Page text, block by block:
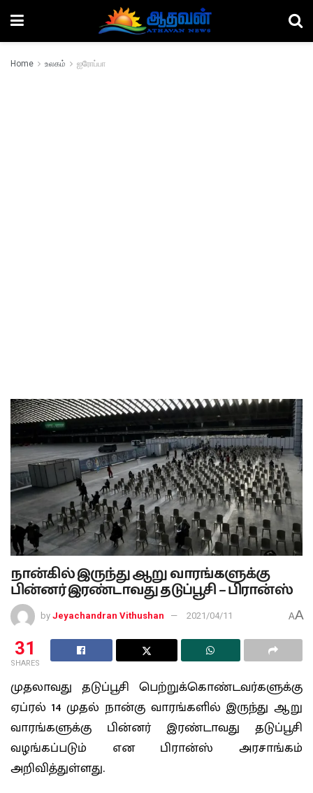
Home உலகம் ஐரோப்பா
நான்கில் இருந்து ஆறு வாரங்களுக்கு
பின்னர் இரண்டாவது தடுப்பூசி – பிரான்ஸ்
by Jeyachandran Vithushan 2021/04/11 AA
31
SHARES
முதலாவது தடுப்பூசி பெற்றுக்கொண்டவர்களுக்கு
ஏப்ரல் 14 முதல் நான்கு வாரங்களில் இருந்து ஆறு
வாரங்களுக்கு பின்னர் இரண்டாவது தடுப்பூசி
வழங்கப்படும் என பிரான்ஸ் அரசாங்கம்
அறிவித்துள்ளது.